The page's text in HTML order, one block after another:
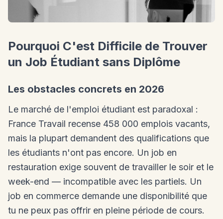
Pourquoi C'est Difficile de Trouver
un Job Étudiant sans Diplôme
Les obstacles concrets en 2026
Le marché de l'emploi étudiant est paradoxal :
France Travail recense 458 000 emplois vacants,
mais la plupart demandent des qualifications que
les étudiants n'ont pas encore. Un job en
restauration exige souvent de travailler le soir et le
week-end — incompatible avec les partiels. Un
job en commerce demande une disponibilité que
tu ne peux pas offrir en pleine période de cours.